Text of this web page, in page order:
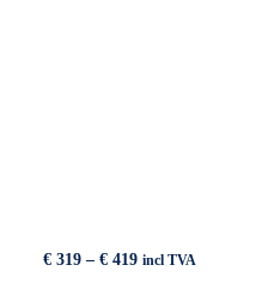
€ 319 – € 419Price
incl TVA